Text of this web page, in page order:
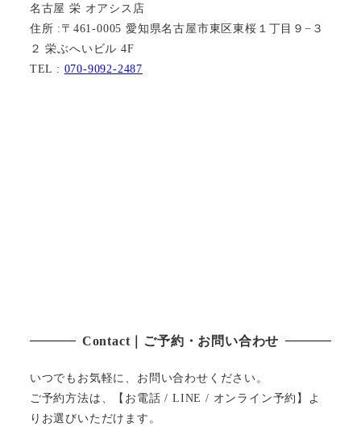
名古屋 栄 オアシス店
住所 :〒461-0005 愛知県名古屋市東区東桜１丁目９−３
２ 栄ぶへいビル 4F
TEL : 070-9092-2487
Contact｜ご予約・お問い合わせ
いつでもお気軽に、お問い合わせください。
ご予約方法は、【お電話 / LINE / オンライン予約】よ
りお選びいただけます。